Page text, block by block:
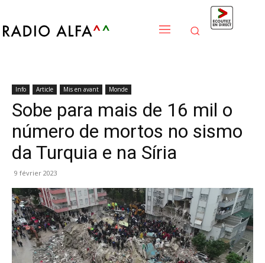
Info Article Mis en avant Monde
Sobe para mais de 16 mil o
número de mortos no sismo
da Turquia e na Síria
9 février 2023